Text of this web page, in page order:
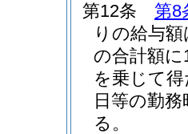
第12条
第8
りの給与
の合計額
を乗じて
日等の勤
る。